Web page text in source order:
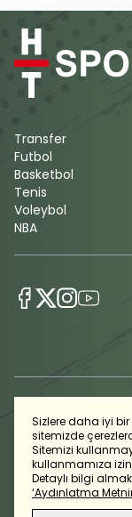
Sizlere daha iyi
sitemizde
Sitemizi
kullanmamıza
Detaylı bilgi
‘Aydınlatma
Transfer
Futbol
Basketbol
Tenis
Voleybol
NBA
Günlük gelişmeleri
indirin